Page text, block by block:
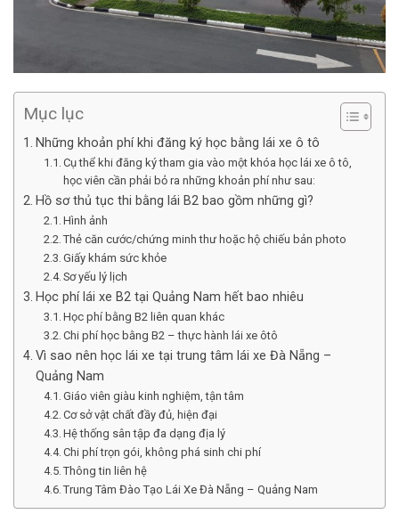
Mục lục
Những khoản phí khi đăng ký học bằng lái xe ô tô
Cụ thể khi đăng ký tham gia vào một khóa học lái xe ô tô,
học viên cần phải bỏ ra những khoản phí như sau:
Hồ sơ thủ tục thi bằng lái B2 bao gồm những gì?
Hình ảnh
Thẻ căn cước/chứng minh thư hoặc hộ chiếu bản photo
Giấy khám sức khỏe
Sơ yếu lý lịch
Học phí lái xe B2 tại Quảng Nam hết bao nhiêu
Học phí bằng B2 liên quan khác
Chi phí học bằng B2 – thực hành lái xe ôtô
Vì sao nên học lái xe tại trung tâm lái xe Đà Nẵng –
Quảng Nam
Giáo viên giàu kinh nghiệm, tận tâm
Cơ sở vật chất đầy đủ, hiện đại
Hệ thống sân tập đa dạng địa lý
Chi phí trọn gói, không phá sinh chi phí
Thông tin liên hệ
Trung Tâm Đào Tạo Lái Xe Đà Nẵng – Quảng Nam